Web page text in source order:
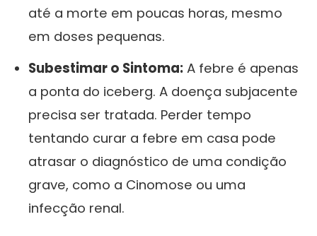
até a morte em poucas horas, mesmo
em doses pequenas.
Subestimar o Sintoma: A febre é apenas
a ponta do iceberg. A doença subjacente
precisa ser tratada. Perder tempo
tentando curar a febre em casa pode
atrasar o diagnóstico de uma condição
grave, como a Cinomose ou uma
infecção renal.